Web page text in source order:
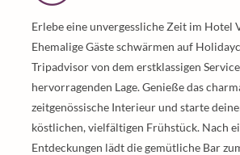
Erlebe eine unvergessliche Zeit im Hotel
Ehemalige Gäste schwärmen auf
Tripadvisor von dem erstklassigen
hervorragenden Lage. Genieße das
zeitgenössische Interieur und starte
köstlichen, vielfältigen Frühstück. Nach
Entdeckungen lädt die gemütliche Bar